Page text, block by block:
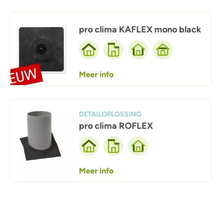
pro clima KAFLEX mono black
Meer info
DETAILOPLOSSING
pro clima ROFLEX
Meer info